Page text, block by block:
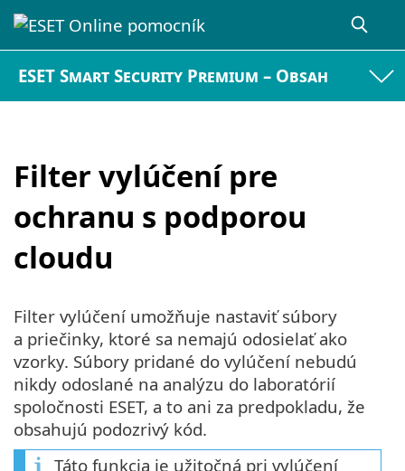
ESET Smart Security Premium – Obsah
Filter vylúčení pre
ochranu s podporou
cloudu
Filter vylúčení umožňuje nastaviť súbory
a priečinky, ktoré sa nemajú odosielať ako
vzorky. Súbory pridané do vylúčení nebudú
nikdy odoslané na analýzu do laboratórií
spoločnosti ESET, a to ani za predpokladu, že
obsahujú podozrivý kód.
Táto funkcia je užitočná pri vylúčení